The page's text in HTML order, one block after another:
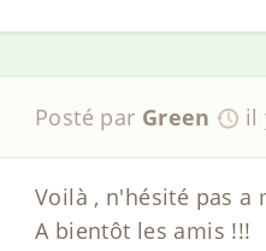
Posté par Green il
Voilà , n'hésité pas a
A bientôt les amis !!!